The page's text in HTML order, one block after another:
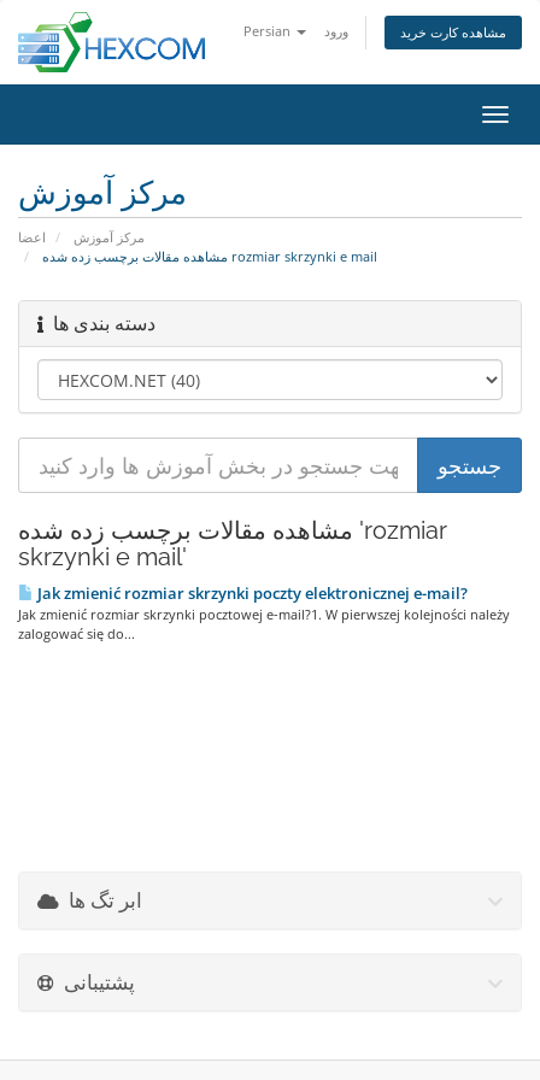
Persian ورود مشاهده کارت خرید
تغییر
مرکز آموزش
اعضا
مرکز آموزش
مشاهده مقالات برچسب زده شده rozmiar skrzynki e mail
دسته بندی ها
مشاهده مقالات برچسب زده شده 'rozmiar
skrzynki e mail'
Jak zmienić rozmiar skrzynki poczty elektronicznej e-mail?
Jak zmienić rozmiar skrzynki pocztowej e-mail?1. W pierwszej kolejności należy
zalogować się do...
ابر تگ ها
پشتیبانی